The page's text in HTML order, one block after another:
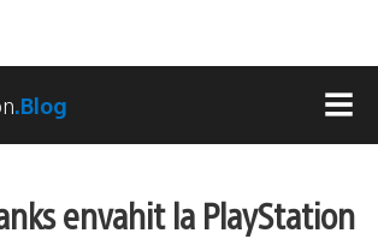
.Blog
envahit la PlayStation